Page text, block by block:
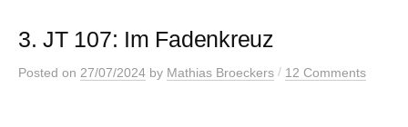
3. JT 107: Im Fadenkreuz
Posted on 27/07/2024 by Mathias Broeckers / 12 Comments